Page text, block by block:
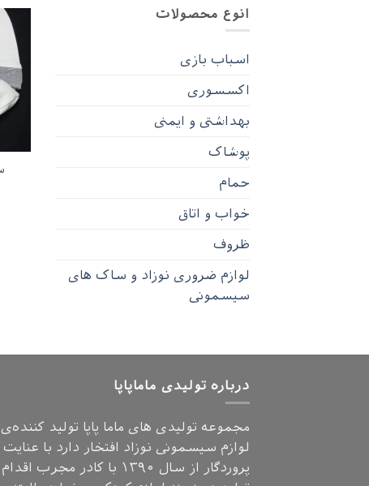
انوع محصولات
اسباب بازی
اکسسوری
بهداشتی و ایمنی
پوشاک
حمام
خواب و اتاق
ظروف
لوازم ضروری نوزاد و ساک های
سیسمونی
درباره تولیدی ماماپاپا
مجموعه تولیدی های ماما پاپا تولید کننده‌ی
لوازم سیسمونی نوزاد افتخار دارد با عنایت
پروردگار از سال ۱۳۹۰ با کادر مجرب